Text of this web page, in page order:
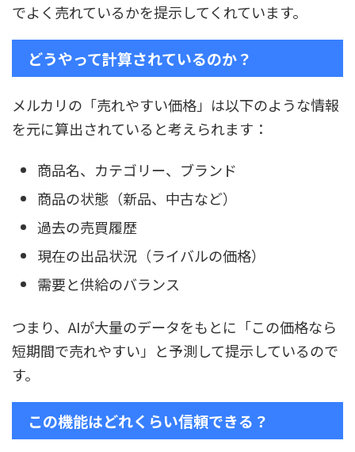
でよく売れているかを提示してくれています。
どうやって計算されているのか？
メルカリの「売れやすい価格」は以下のような情報
を元に算出されていると考えられます：
商品名、カテゴリー、ブランド
商品の状態（新品、中古など）
過去の売買履歴
現在の出品状況（ライバルの価格）
需要と供給のバランス
つまり、AIが大量のデータをもとに「この価格なら
短期間で売れやすい」と予測して提示しているので
す。
この機能はどれくらい信頼できる？